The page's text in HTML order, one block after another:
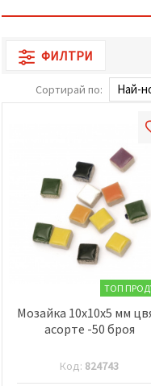
по-
и реклами,
на наши
съгласиш
всички
"бисквитки"
или да
посочиш
предпочитанията
"Настройки",
ФИЛТРИ
Сортирай по:
ТОП
Мозайка 10x10x5 мм
асорте -50 броя
Код: 824743